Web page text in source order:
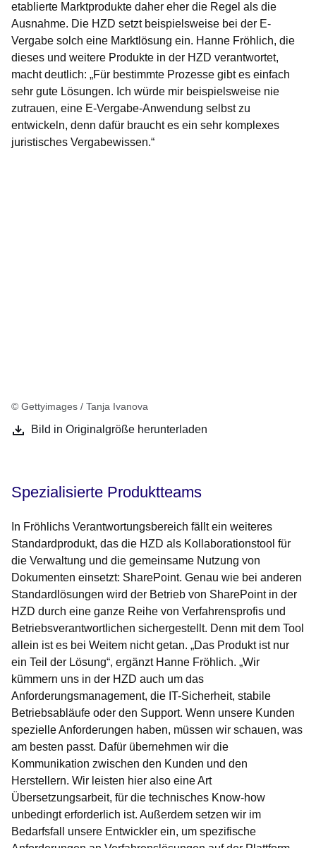
etablierte Marktprodukte daher eher die Regel als die
Ausnahme. Die HZD setzt beispielsweise bei der E-
Vergabe solch eine Marktlösung ein. Hanne Fröhlich, die
dieses und weitere Produkte in der HZD verantwortet,
macht deutlich: „Für bestimmte Prozesse gibt es einfach
sehr gute Lösungen. Ich würde mir beispielsweise nie
zutrauen, eine E-Vergabe-Anwendung selbst zu
entwickeln, denn dafür braucht es ein sehr komplexes
juristisches Vergabewissen.“
© Gettyimages / Tanja Ivanova
Bild in Originalgröße herunterladen
Spezialisierte Produktteams
In Fröhlichs Verantwortungsbereich fällt ein weiteres
Standardprodukt, das die HZD als Kollaborationstool für
die Verwaltung und die gemeinsame Nutzung von
Dokumenten einsetzt: SharePoint. Genau wie bei anderen
Standardlösungen wird der Betrieb von SharePoint in der
HZD durch eine ganze Reihe von Verfahrensprofis und
Betriebsverantwortlichen sichergestellt. Denn mit dem Tool
allein ist es bei Weitem nicht getan. „Das Produkt ist nur
ein Teil der Lösung“, ergänzt Hanne Fröhlich. „Wir
kümmern uns in der HZD auch um das
Anforderungsmanagement, die IT-Sicherheit, stabile
Betriebsabläufe oder den Support. Wenn unsere Kunden
spezielle Anforderungen haben, müssen wir schauen, was
am besten passt. Dafür übernehmen wir die
Kommunikation zwischen den Kunden und den
Herstellern. Wir leisten hier also eine Art
Übersetzungsarbeit, für die technisches Know-how
unbedingt erforderlich ist. Außerdem setzen wir im
Bedarfsfall unsere Entwickler ein, um spezifische